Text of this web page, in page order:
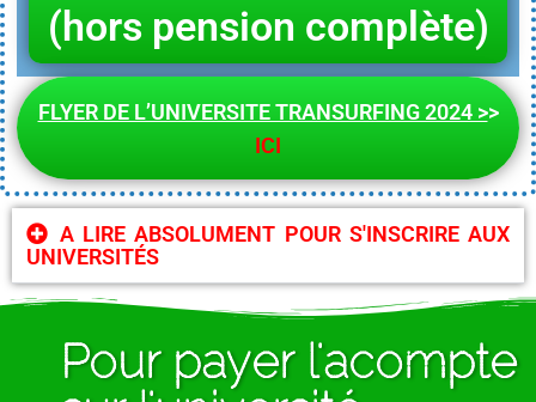
(hors pension complète)
FLYER DE L’UNIVERSITE TRANSURFING 2024 >>
ICI
A LIRE ABSOLUMENT POUR S'INSCRIRE AUX
UNIVERSITÉS
Pour payer l'acompte